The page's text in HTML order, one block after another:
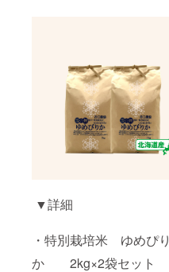
▼詳細
・特別栽培米 ゆめぴり
か 2kg×2袋セット